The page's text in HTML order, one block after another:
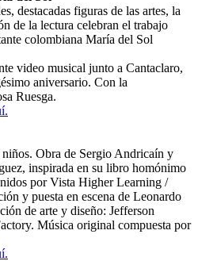
destacadas figuras de las artes, la
de la lectura celebran el trabajo
colombiana María del Sol
video musical junto a Cantaclaro,
aniversario. Con la
Ruesga.
niños. Obra de Sergio Andricaín y
inspirada en su libro homónimo
por Vista Higher Learning /
y puesta en escena de Leonardo
de arte y diseño: Jefferson
Música original compuesta por